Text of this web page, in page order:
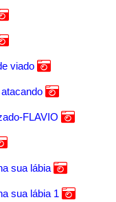
viado
FLAVIO
sua lábia
sua lábia 1